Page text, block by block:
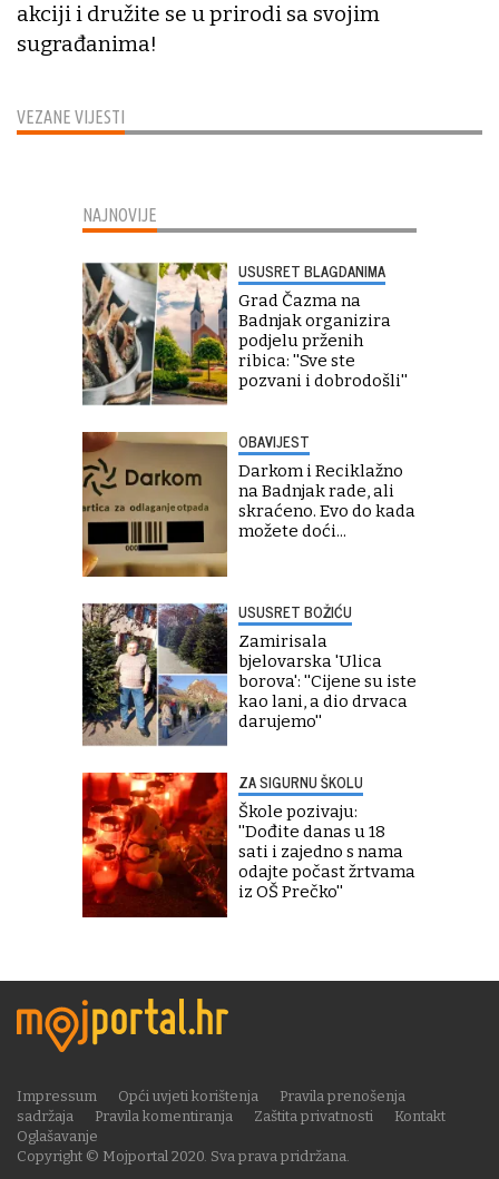
VEZANE VIJESTI
akciji i družite se u prirodi sa svojim
sugrađanima!
NAJNOVIJE
USUSRET BLAGDANIMA
Grad Čazma na
Badnjak organizira
podjelu prženih
ribica: ''Sve ste
pozvani i dobrodošli''
OBAVIJEST
Darkom i Reciklažno
na Badnjak rade, ali
skraćeno. Evo do kada
možete doći...
USUSRET BOŽIĆU
Zamirisala
bjelovarska 'Ulica
borova': ''Cijene su iste
kao lani, a dio drvaca
darujemo''
ZA SIGURNU ŠKOLU
Škole pozivaju:
''Dođite danas u 18
sati i zajedno s nama
odajte počast žrtvama
iz OŠ Prečko''
Copyright © Mojportal 2020. Sva prava pridržana.
Impressum Opći uvjeti korištenja
Pravila prenošenja
sadržaja
Pravila komentiranja Zaštita privatnosti
Kontakt
Oglašavanje